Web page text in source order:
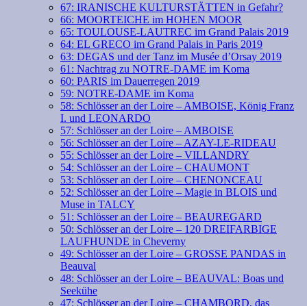
67: IRANISCHE KULTURSTÄTTEN in Gefahr?
66: MOORTEICHE im HOHEN MOOR
65: TOULOUSE-LAUTREC im Grand Palais 2019
64: EL GRECO im Grand Palais in Paris 2019
63: DEGAS und der Tanz im Musée d’Orsay 2019
61: Nachtrag zu NOTRE-DAME im Koma
60: PARIS im Dauerregen 2019
59: NOTRE-DAME im Koma
58: Schlösser an der Loire – AMBOISE, König Franz
I. und LEONARDO
57: Schlösser an der Loire – AMBOISE
56: Schlösser an der Loire – AZAY-LE-RIDEAU
55: Schlösser an der Loire – VILLANDRY
54: Schlösser an der Loire – CHAUMONT
53: Schlösser an der Loire – CHENONCEAU
52: Schlösser an der Loire – Magie in BLOIS und
Muse in TALCY
51: Schlösser an der Loire – BEAUREGARD
50: Schlösser an der Loire – 120 DREIFARBIGE
LAUFHUNDE in Cheverny
49: Schlösser an der Loire – GROSSE PANDAS in
Beauval
48: Schlösser an der Loire – BEAUVAL: Boas und
Seekühe
47: Schlösser an der Loire – CHAMBORD, das